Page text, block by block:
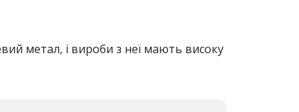
метал, і вироби з неї мають високу